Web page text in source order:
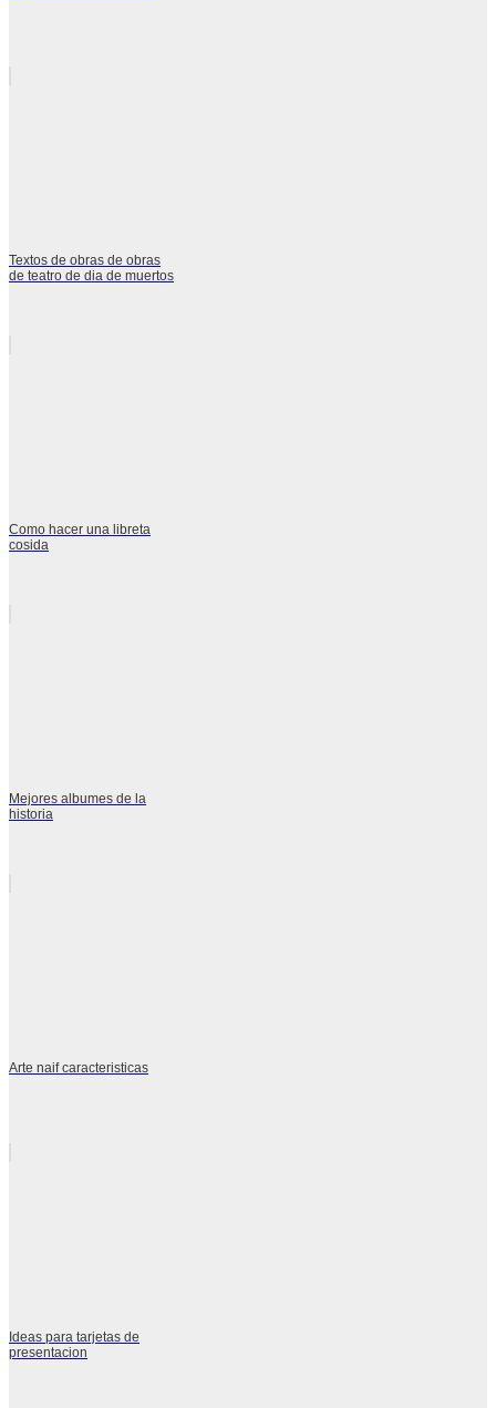
Textos de obras de obras
de teatro de dia de muertos
Como hacer una libreta
cosida
Mejores albumes de la
historia
Arte naif caracteristicas
Ideas para tarjetas de
presentacion